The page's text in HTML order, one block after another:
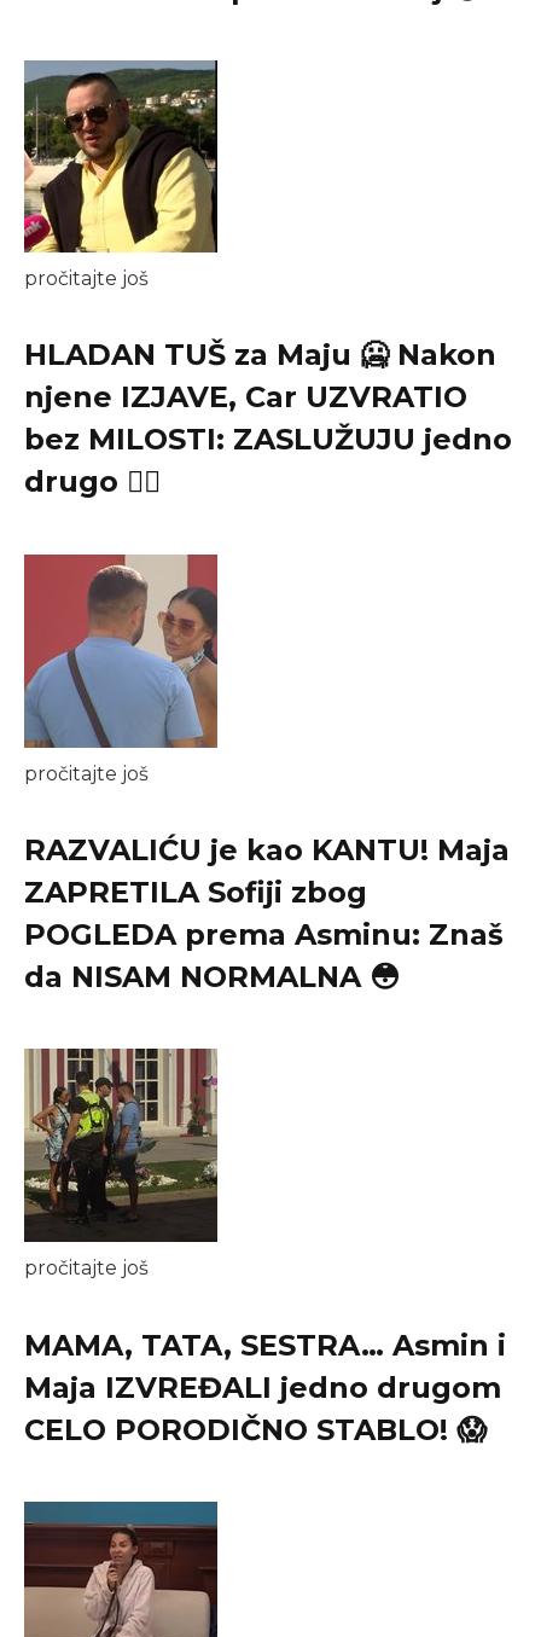
pročitajte još
HLADAN TUŠ za Maju 🥶 Nakon
njene IZJAVE, Car UZVRATIO
bez MILOSTI: ZASLUŽUJU jedno
drugo ✋🏻
pročitajte još
RAZVALIĆU je kao KANTU! Maja
ZAPRETILA Sofiji zbog
POGLEDA prema Asminu: Znaš
da NISAM NORMALNA 😳
pročitajte još
MAMA, TATA, SESTRA… Asmin i
Maja IZVREĐALI jedno drugom
CELO PORODIČNO STABLO! 😱